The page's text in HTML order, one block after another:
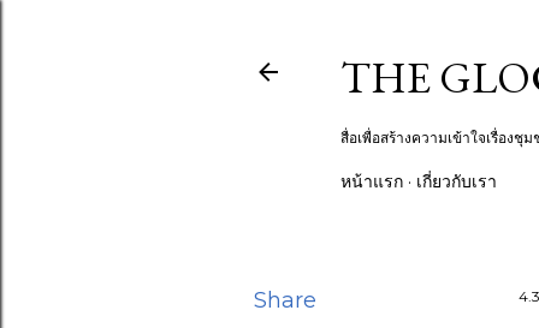
THE
สื่อเพื่อสร้างความเข้าใจเรื่อง
หน้าแรก เกี่ยวกับเรา
Share